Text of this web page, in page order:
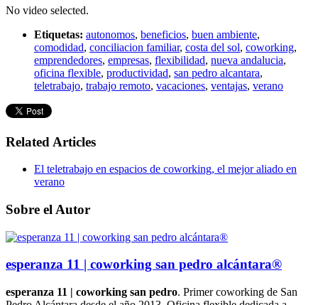
No video selected.
Etiquetas: autonomos, beneficios, buen ambiente,
comodidad, conciliacion familiar, costa del sol, coworking,
emprendedores, empresas, flexibilidad, nueva andalucia,
oficina flexible, productividad, san pedro alcantara,
teletrabajo, trabajo remoto, vacaciones, ventajas, verano
Related Articles
El teletrabajo en espacios de coworking, el mejor aliado en
verano
Sobre el Autor
esperanza 11 | coworking san pedro alcántara®
esperanza 11 | coworking san pedro. Primer coworking de San